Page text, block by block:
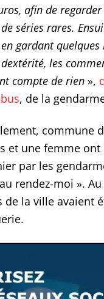
afin de regarder
séries rares.
gardant
les
compte de rien »,
, de la
commune
et une femme ont
par les
rendez-moi ».
de la ville avaient